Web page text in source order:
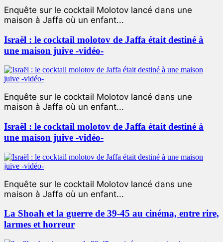
Enquête sur le cocktail Molotov lancé dans une
maison à Jaffa où un enfant...
Israël : le cocktail molotov de Jaffa était destiné à
une maison juive -vidéo-
Enquête sur le cocktail Molotov lancé dans une
maison à Jaffa où un enfant...
Israël : le cocktail molotov de Jaffa était destiné à
une maison juive -vidéo-
Enquête sur le cocktail Molotov lancé dans une
maison à Jaffa où un enfant...
La Shoah et la guerre de 39-45 au cinéma, entre rire,
larmes et horreur